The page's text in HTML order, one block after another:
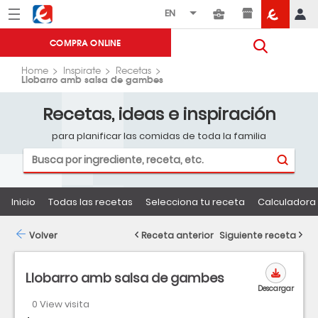
Menú Eroski
COMPRA ONLINE
Home Inspirate Recetas
Llobarro amb salsa de gambes
Recetas, ideas e inspiración
para planificar las comidas de toda la familia
Inicio Todas las recetas Selecciona tu receta
Llobarro amb salsa de gambes
0 View visita
Descargar
Volver Receta anterior Siguiente receta